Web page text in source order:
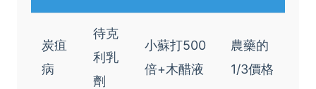
炭疽
病
待克
利乳
劑
小蘇打500
倍+木醋液
農藥的
1/3價格